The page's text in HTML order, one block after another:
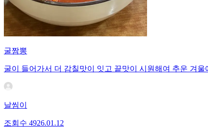
굴짬뽕
굴이 들어가서 더 감칠맛이 잇고 끝맛이 시원해여 추운 겨
날씸이
조회수 4926.01.12